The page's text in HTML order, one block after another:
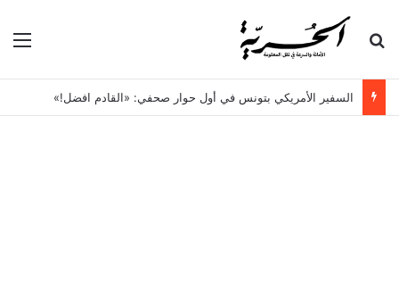
بحث عن
السفير الأمريكي بتونس في أول حوار صحفي: «القادم افضل!»